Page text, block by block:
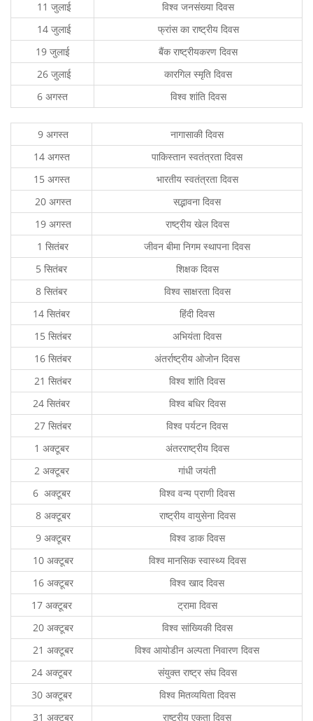
11 जुलाई
विश्व जनसंख्या दिवस
14 जुलाई
फ्रांस का राष्ट्रीय दिवस
19 जुलाई
बैंक राष्ट्रीयकरण दिवस
26 जुलाई
कारगिल स्मृति दिवस
6 अगस्त
विश्व शांति दिवस
9 अगस्त
नागासाकी दिवस
14 अगस्त
पाकिस्तान स्वतंत्रता दिवस
15 अगस्त
भारतीय स्वतंत्रता दिवस
20 अगस्त
सद्भावना दिवस
19 अगस्त
राष्ट्रीय खेल दिवस
1 सितंबर
जीवन बीमा निगम स्थापना दिवस
5 सितंबर
शिक्षक दिवस
8 सितंबर
विश्व साक्षरता दिवस
14 सितंबर
हिंदी दिवस
15 सितंबर
अभियंता दिवस
16 सितंबर
अंतर्राष्ट्रीय ओजोन दिवस
21 सितंबर
विश्व शांति दिवस
24 सितंबर
विश्व बधिर दिवस
27 सितंबर
विश्व पर्यटन दिवस
1 अक्टूबर
अंतरराष्ट्रीय दिवस
2 अक्टूबर
गांधी जयंती
6 अक्टूबर
विश्व वन्य प्राणी दिवस
8 अक्टूबर
राष्ट्रीय वायुसेना दिवस
9 अक्टूबर
विश्व डाक दिवस
10 अक्टूबर
विश्व मानसिक स्वास्थ्य दिवस
16 अक्टूबर
विश्व खाद दिवस
17 अक्टूबर
ट्रामा दिवस
20 अक्टूबर
विश्व सांख्यिकी दिवस
21 अक्टूबर
विश्व आयोडीन अल्पता निवारण दिवस
24 अक्टूबर
संयुक्त राष्ट्र संघ दिवस
30 अक्टूबर
विश्व मितव्ययिता दिवस
31 अक्टूबर
राष्ट्रीय एकता दिवस